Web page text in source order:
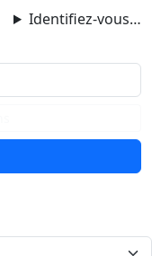
Identifiez-vous…